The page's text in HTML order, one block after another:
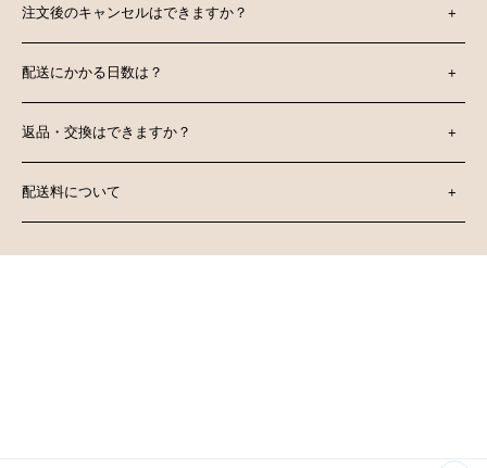
注文後のキャンセルはできますか？ +
配送にかかる日数は？ +
返品・交換はできますか？ +
配送料について +